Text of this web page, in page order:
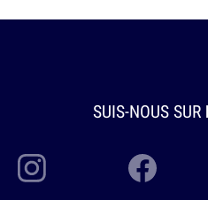
SUIS-NOUS SUR